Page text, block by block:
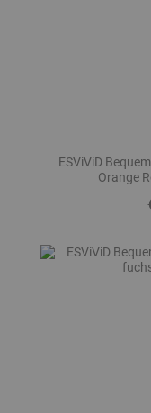
ESViViD
Orange